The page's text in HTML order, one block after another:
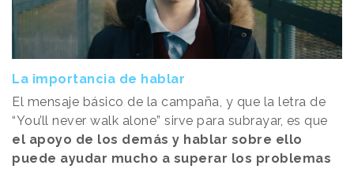
La importancia de hablar
El mensaje básico de la campaña, y que la letra de
“You’ll never walk alone” sirve para subrayar, es que
el apoyo de los demás y hablar sobre ello
puede ayudar mucho a superar los problemas